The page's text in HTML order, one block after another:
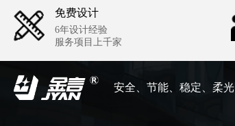
免费设计
6年设计经验
服务项目上千家
安全、节能、稳定、柔光